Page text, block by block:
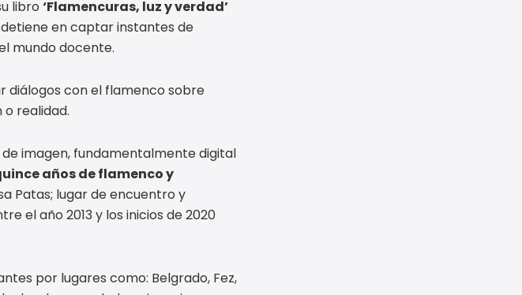
libro ‘Flamencuras, luz y verdad’
en captar instantes de
mundo docente.
diálogos con el flamenco sobre
realidad.
imagen, fundamentalmente digital
años de flamenco y
Patas; lugar de encuentro y
el año 2013 y los inicios de 2020
por lugares como: Belgrado, Fez,